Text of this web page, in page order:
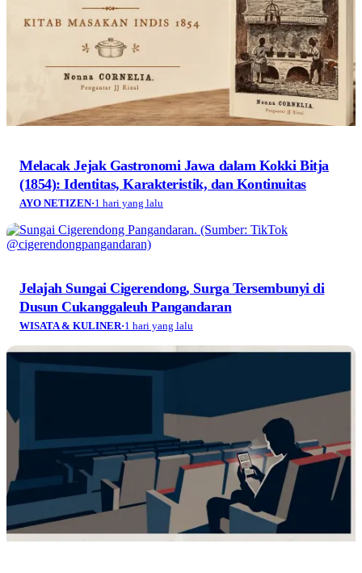
Melacak Jejak Gastronomi Jawa dalam Kokki Bitja
(1854): Identitas, Karakteristik, dan Kontinuitas
AYO NETIZEN·1 hari yang lalu
Jelajah Sungai Cigerendong, Surga Tersembunyi di
Dusun Cukanggaleuh Pangandaran
WISATA & KULINER·1 hari yang lalu